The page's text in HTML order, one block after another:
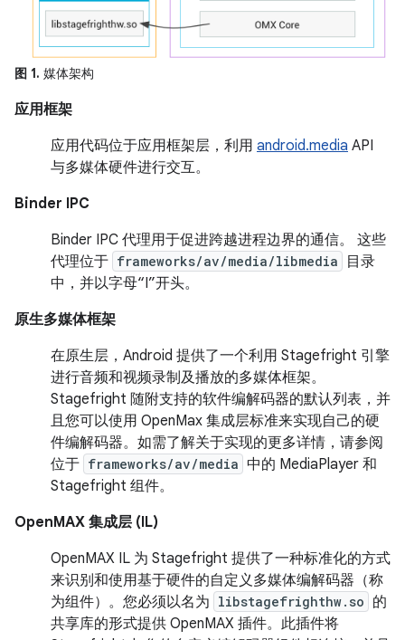
图 1. 媒体架构
应用框架
应用代码位于应用框架层，利用 android.media API
与多媒体硬件进行交互。
Binder IPC
Binder IPC 代理用于促进跨越进程边界的通信。 这些
代理位于 frameworks/av/media/libmedia
目录
中，并以字母“I”开头。
原生多媒体框架
在原生层，Android 提供了一个利用 Stagefright 引擎
进行音频和视频录制及播放的多媒体框架。
Stagefright 随附支持的软件编解码器的默认列表，并
且您可以使用 OpenMax 集成层标准来实现自己的硬
件编解码器。如需了解关于实现的更多详情，请参阅
位于 frameworks/av/media 中的 MediaPlayer 和
Stagefright 组件。
OpenMAX 集成层 (IL)
OpenMAX IL 为 Stagefright 提供了一种标准化的方式
来识别和使用基于硬件的自定义多媒体编解码器（称
为组件）。您必须以名为 libstagefrighthw.so 的
共享库的形式提供 OpenMAX 插件。此插件将